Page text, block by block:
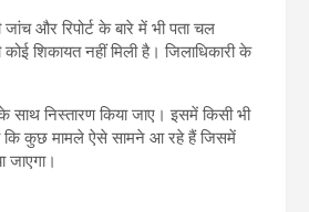
और रिपोर्ट के बारे में भी पता चल
शिकायत नहीं मिली है। जिलाधिकारी के
साथ निस्तारण किया जाए। इसमें किसी भी
कि कुछ मामले ऐसे सामने आ रहे हैं जिसमें
जाएगा।